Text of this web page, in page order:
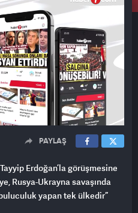
PAYLAŞ
Erdoğan’la görüşmesine
Rusya-Ukrayna savaşında
yapan tek ülkedir”